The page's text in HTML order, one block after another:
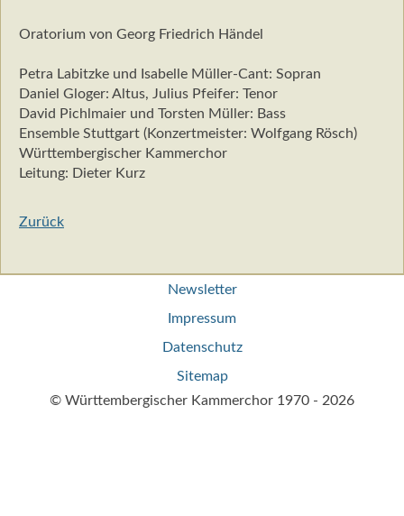
Oratorium von Georg Friedrich Händel
Petra Labitzke und Isabelle Müller-Cant: Sopran
Daniel Gloger: Altus, Julius Pfeifer: Tenor
David Pichlmaier und Torsten Müller: Bass
Ensemble Stuttgart (Konzertmeister: Wolfgang Rösch)
Württembergischer Kammerchor
Leitung: Dieter Kurz
Zurück
Newsletter
Impressum
Datenschutz
Sitemap
© Württembergischer Kammerchor 1970 - 2026